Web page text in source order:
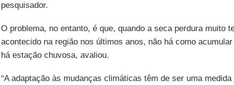
pesquisador.
O problema, no entanto, é que, quando a seca perdura muito
acontecido na região nos últimos anos, não há como
há estação chuvosa, avaliou.
“A adaptação às mudanças climáticas têm de ser uma